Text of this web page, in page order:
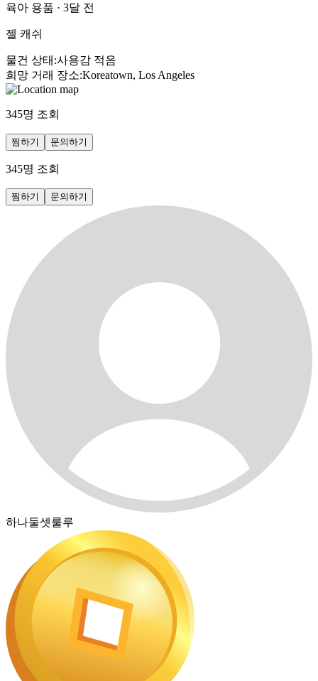
육아 용품 · 3달 전
젤 캐쉬
물건 상태 :사용감 적음
희망 거래 장소:Koreatown, Los Angeles
345명 조회
찜하기 문의하기
345명 조회
찜하기 문의하기
하나둘셋룰루